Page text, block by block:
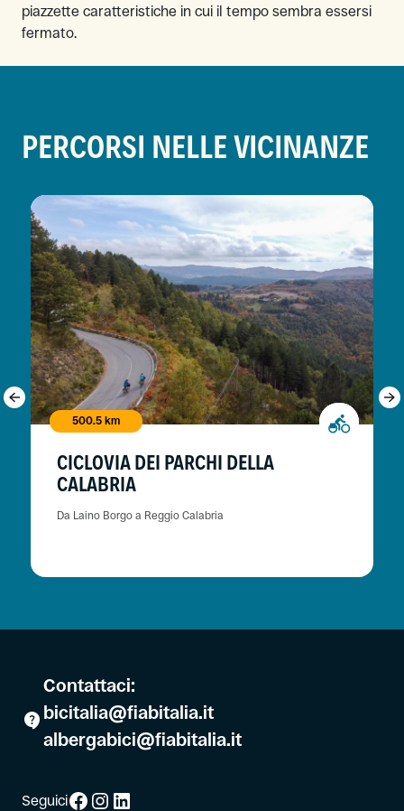
piazzette caratteristiche in cui il tempo sembra essersi
fermato.
PERCORSI NELLE VICINANZE
500.5 km
CICLOVIA DEI PARCHI DELLA
CALABRIA
Da Laino Borgo a Reggio Calabria
Contattaci:
bicitalia@fiabitalia.it
albergabici@fiabitalia.it
SeguiciFacebook
Instagram
LinkedIn